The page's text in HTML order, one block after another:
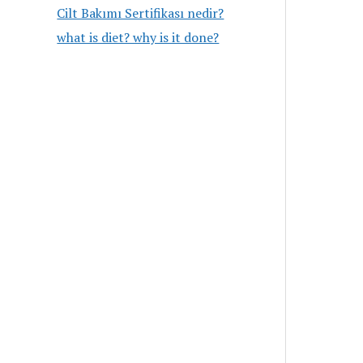
Cilt Bakımı Sertifikası nedir?
what is diet? why is it done?